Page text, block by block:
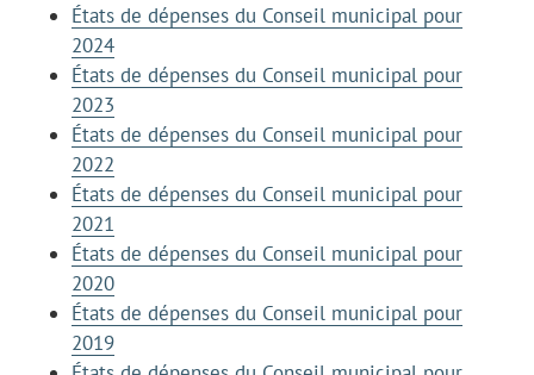
États de dépenses du Conseil municipal pour
2024
États de dépenses du Conseil municipal pour
2023
États de dépenses du Conseil municipal pour
2022
États de dépenses du Conseil municipal pour
2021
États de dépenses du Conseil municipal pour
2020
États de dépenses du Conseil municipal pour
2019